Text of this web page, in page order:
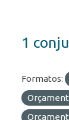
1
Formatos: